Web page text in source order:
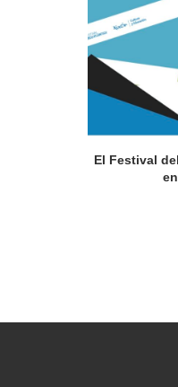
El Festival